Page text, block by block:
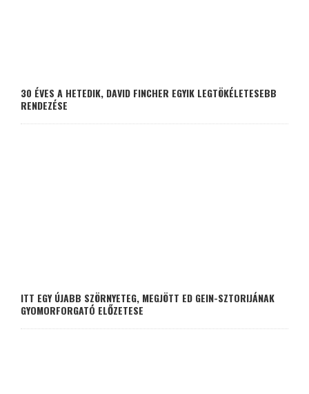
30 ÉVES A HETEDIK, DAVID FINCHER EGYIK LEGTÖKÉLETESEBB
RENDEZÉSE
ITT EGY ÚJABB SZÖRNYETEG, MEGJÖTT ED GEIN-SZTORIJÁNAK
GYOMORFORGATÓ ELŐZETESE